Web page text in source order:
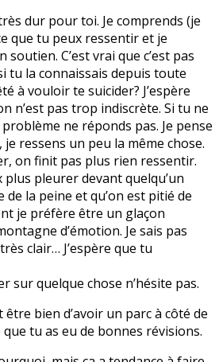
dur pour toi. Je comprends (je
que tu peux ressentir et je
soutien. C’est vrai que c’est pas
tu la connaissais depuis toute
à vouloir te suicider? J’espère
n’est pas trop indiscrète. Si tu ne
ne réponds pas. Je pense
je ressens un peu la même chose.
on finit pas plus rien ressentir.
plus pleurer devant quelqu’un
la peine et qu’on est pitié de
je préfère être un glaçon
d’émotion. Je sais pas
clair… J’espère que tu
sur quelque chose n’hésite pas.
être bien d’avoir un parc à côté de
que tu as eu de bonnes révisions.